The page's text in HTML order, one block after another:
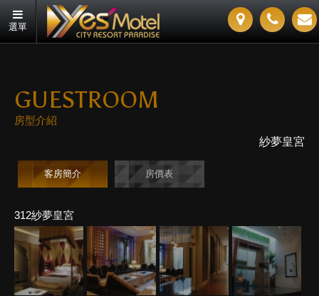
選單
GUESTROOM
房型介紹
紗夢皇宮
客房簡介 房價表
312紗夢皇宮